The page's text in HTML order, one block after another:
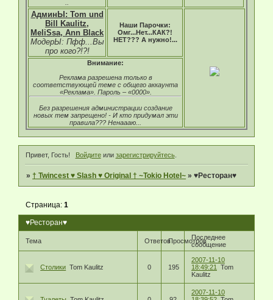
АдминЫ: Tom und
Bill Kaulitz,
MeliSsa, Ann Black
МодерЫ: Пфф...Вы
про кого?!?!
Наши Парочки:
Омг...Нет...КАК?!
НЕТ??? А нужно!...
Внимание:
Реклама разрешена только в
соответствующей теме с общего аккаунта
«Реклама». Пароль – «0000».
Без разрешения администрации создание
новых тем запрещено! - И кто придумал эти
правила??? Ненаааю...
Привет, Гость! Войдитеили зарегистрируйтесь.
»† Twincest ♥ Slash ♥ Original † ~Tokio Hotel~ »♥Ресторан♥
♥Ресторан♥
Страница:1
Тема ОтветовПросмотровПоследнее
сообщение
Столики Tom Kaulitz 0 195
2007-11-10
18:49:21
Tom
Kaulitz
2007-11-10